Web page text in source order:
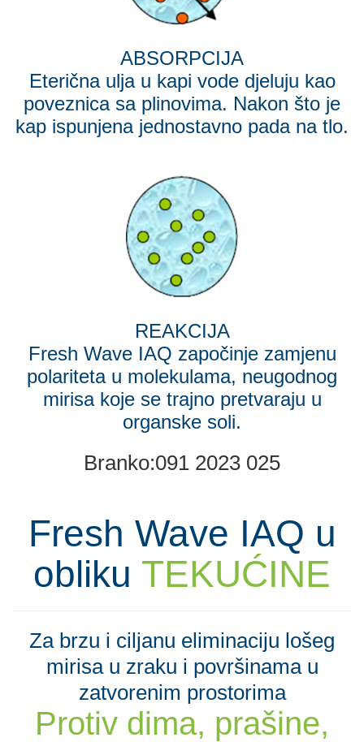
ABSORPCIJA
Eterična ulja u kapi vode djeluju kao
poveznica sa plinovima. Nakon što je
kap ispunjena jednostavno pada na tlo.
REAKCIJA
Fresh Wave IAQ započinje zamjenu
polariteta u molekulama, neugodnog
mirisa koje se trajno pretvaraju u
organske soli.
Fresh Wave IAQ u
obliku TEKUĆINE
Za brzu i ciljanu eliminaciju lošeg
mirisa u zraku i površinama u
zatvorenim prostorima
Protiv dima, prašine,